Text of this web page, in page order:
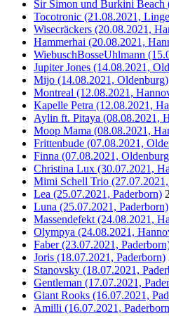
Sir Simon und Burkini Beach
Tocotronic (21.08.2021,
Wisecräckers (20.08.2021,
Hammerhai (20.08.2021,
WiebuschBosseUhlmann
Jupiter Jones (14.08.2021,
Mijo (14.08.2021, Oldenburg)
Montreal (12.08.2021,
Kapelle Petra (12.08.2021,
Aylin ft. Pitaya (08.08.2021,
Moop Mama (08.08.2021,
Frittenbude (07.08.2021,
Finna (07.08.2021,
Christina Lux (30.07.2021,
Mimi Schell Trio
Lea (25.07.2021, Paderborn)
Luna (25.07.2021, Paderborn)
Massendefekt (24.08.2021,
Olympya (24.08.2021,
Faber (23.07.2021,
Joris (18.07.2021, Paderborn)
Stanovsky (18.07.2021,
Gentleman (17.07.2021,
Giant Rooks (16.07.2021,
Amilli (16.07.2021,